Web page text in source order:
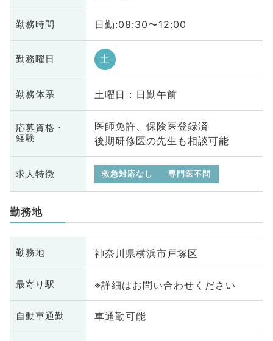
勤務時間 日勤:08:30〜12:00
勤務曜日 土
勤務体系 土曜日 : 日勤午前
応募資格・
経験
医師免許、保険医登録済
後期研修医の先生も相談可能
求人特徴 救急対応なし 専門医不問
勤務地
勤務地 神奈川県横浜市戸塚区
最寄り駅 ※詳細はお問い合わせください
自動車通勤 車通勤可能